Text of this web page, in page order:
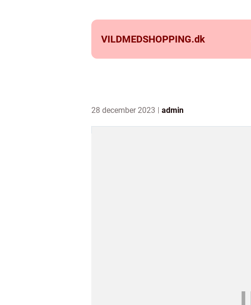
VILDMEDSHOPPING.dk
28 december 2023 admin